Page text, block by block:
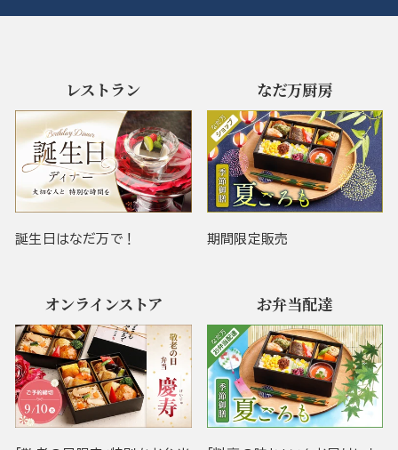
レストラン
誕生日はなだ万で！
なだ万厨房
期間限定販売
オンラインストア お弁当配達